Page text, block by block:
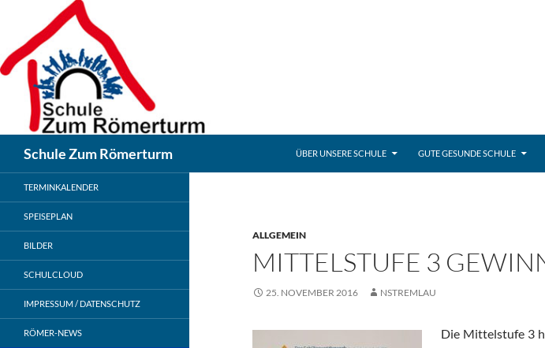
springen
Schule Zum Römerturm ÜBER UNSERE SCHULE GUTE GESUNDE SCHULE
ALLGEMEIN
MITTELSTUFE 3
25. NOVEMBER 2016 NSTREMLAU
Die Mittelstufe 3
TERMINKALENDER
SPEISEPLAN
BILDER
SCHULCLOUD
IMPRESSUM / DATENSCHUTZ
RÖMER-NEWS